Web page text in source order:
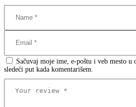
Sačuvaj moje ime, e-poštu i veb mesto u
sledeći put kada komentarišem.